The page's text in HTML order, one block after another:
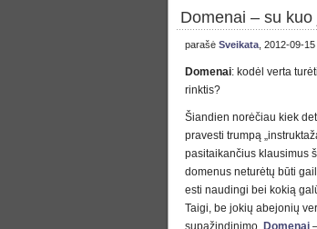
Domenai – su
parašė Sveikata , 2012-09-
Domenai: kodėl verta
rinktis?
Šiandien norėčiau kiek
pravesti trumpą
pasitaikančius klausimus
domenus neturėtų būti
esti naudingi bei kokią
Taigi, be jokių abejonių
supažindinimo. Domenai